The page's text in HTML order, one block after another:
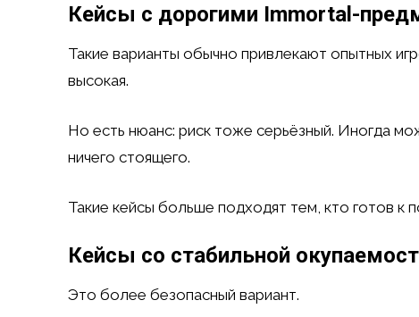
Кейсы с дорогими Immortal-
Такие варианты обычно привлекают опытных
высокая.
Но есть нюанс: риск тоже серьёзный. Иногда
ничего стоящего.
Такие кейсы больше подходят тем, кто готов к
Кейсы со стабильной
Это более безопасный вариант.